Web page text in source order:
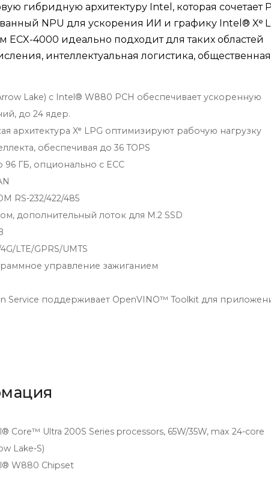
гибридную архитектуру Intel, которая сочетает
NPU для ускорения ИИ и графику Intel® Xᵉ
ECX-4000 идеально подходит для таких областей
интеллектуальная логистика, общественная
Lake) с Intel® W880 PCH обеспечивает ускоренную
до 24 ядер.
архитектура Xᵉ LPG оптимизируют рабочую нагрузку
обеспечивая до 36 TOPS
ГБ, опционально с ECC
RS-232/422/485
дополнительный лоток для M.2 SSD
LTE/GPRS/UMTS
управление зажиганием
Service поддерживает OpenVINO™ Toolkit для
Core™ Ultra 200S Series processors, 65W/35W, max 24-core
Lake-S)
W880 Chipset